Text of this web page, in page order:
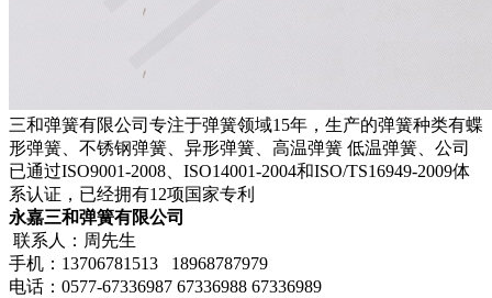
三和弹簧有限公司专注于弹簧领域15年，生产的弹簧种类有蝶
形弹簧、不锈钢弹簧、异形弹簧、高温弹簧 低温弹簧、公司
已通过ISO9001-2008、ISO14001-2004和ISO/TS16949-2009体
系认证，已经拥有12项国家专利
永嘉三和弹簧有限公司
联系人：周先生
手机：13706781513 18968787979
电话：0577-67336987 67336988 67336989